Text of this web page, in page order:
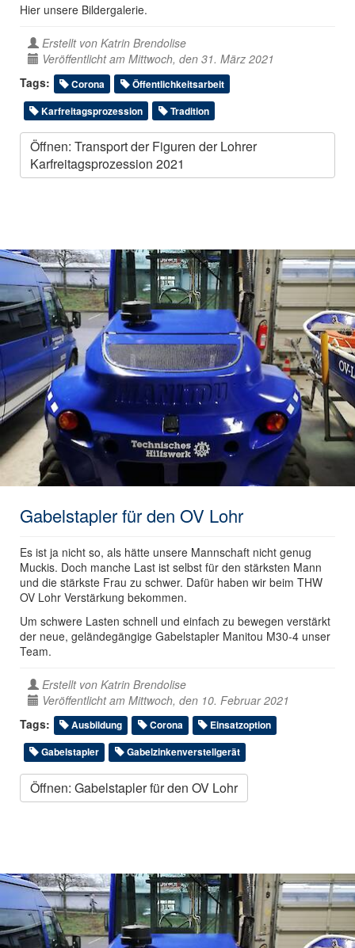
Hier unsere Bildergalerie.
Erstellt von Katrin Brendolise
Veröffentlicht am Mittwoch, den 31. März 2021
Tags:
Corona
Öffentlichkeitsarbeit
Karfreitagsprozession
Tradition
Öffnen: Transport der Figuren der Lohrer
Karfreitagsprozession 2021
Gabelstapler für den OV Lohr
Es ist ja nicht so, als hätte unsere Mannschaft nicht genug
Muckis. Doch manche Last ist selbst für den stärksten Mann
und die stärkste Frau zu schwer. Dafür haben wir beim THW
OV Lohr Verstärkung bekommen.
Um schwere Lasten schnell und einfach zu bewegen verstärkt
der neue, geländegängige Gabelstapler Manitou M30-4 unser
Team.
Erstellt von Katrin Brendolise
Veröffentlicht am Mittwoch, den 10. Februar 2021
Tags:
Ausbildung Corona
Einsatzoption
Gabelstapler
Gabelzinkenverstellgerät
Öffnen: Gabelstapler für den OV Lohr